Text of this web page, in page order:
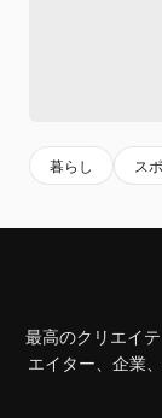
暮らし ス
最高のクリエイ
エイター、企業